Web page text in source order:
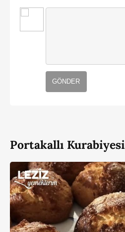
GÖNDER
Portakallı Kurabiyesi